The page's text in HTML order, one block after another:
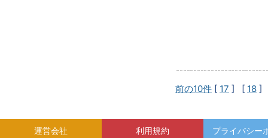
前の10件 [ 17 ] [ 18 ]
運営会社 利用規約 プライバシー